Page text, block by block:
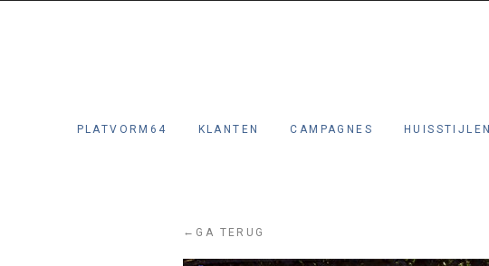
PLATVORM64 KLANTEN CAMPAGNES HUISSTIJLEN
← GA TERUG